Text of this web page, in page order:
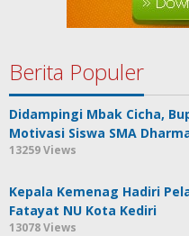
Berita Populer
Didampingi Mbak Cicha,
Motivasi Siswa SMA
13259 Views
Kepala Kemenag Hadiri
Fatayat NU Kota Kediri
13078 Views